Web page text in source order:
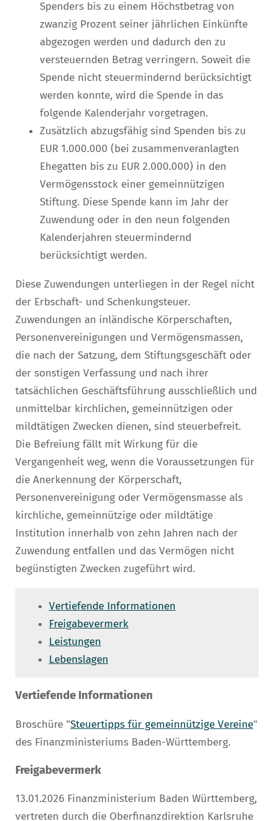
Spenders bis zu einem Höchstbetrag von
zwanzig Prozent seiner jährlichen Einkünfte
abgezogen werden und dadurch den zu
versteuernden Betrag verringern. Soweit die
Spende nicht steuermindernd berücksichtigt
werden konnte, wird die Spende in das
folgende Kalenderjahr vorgetragen.
Zusätzlich abzugsfähig sind Spenden bis zu
EUR 1.000.000 (bei zusammenveranlagten
Ehegatten bis zu EUR 2.000.000) in den
Vermögensstock einer gemeinnützigen
Stiftung. Diese Spende kann im Jahr der
Zuwendung oder in den neun folgenden
Kalenderjahren steuermindernd
berücksichtigt werden.
Diese Zuwendungen unterliegen in der Regel nicht
der Erbschaft- und Schenkungsteuer.
Zuwendungen an inländische Körperschaften,
Personenvereinigungen und Vermögensmassen,
die nach der Satzung, dem Stiftungsgeschäft oder
der sonstigen Verfassung und nach ihrer
tatsächlichen Geschäftsführung ausschließlich und
unmittelbar kirchlichen, gemeinnützigen oder
mildtätigen Zwecken dienen, sind steuerbefreit.
Die Befreiung fällt mit Wirkung für die
Vergangenheit weg, wenn die Voraussetzungen für
die Anerkennung der Körperschaft,
Personenvereinigung oder Vermögensmasse als
kirchliche, gemeinnützige oder mildtätige
Institution innerhalb von zehn Jahren nach der
Zuwendung entfallen und das Vermögen nicht
begünstigten Zwecken zugeführt wird.
Vertiefende Informationen
Freigabevermerk
Leistungen
Lebenslagen
Vertiefende Informationen
Broschüre "Steuertipps für gemeinnützige Vereine"
des Finanzministeriums Baden-Württemberg.
Freigabevermerk
13.01.2026 Finanzministerium Baden Württemberg,
vertreten durch die Oberfinanzdirektion Karlsruhe